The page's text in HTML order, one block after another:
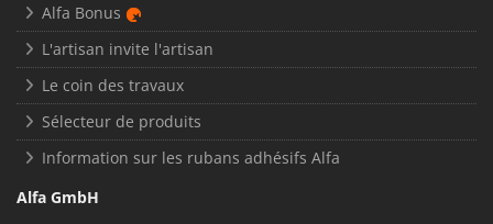
Alfa Bonus
L'artisan invite l'artisan
Le coin des travaux
Sélecteur de produits
Information sur les rubans adhésifs Alfa
Alfa GmbH